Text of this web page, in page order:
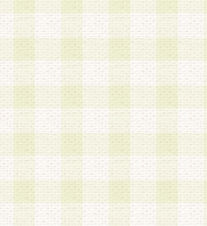
a.既に登録されている会員と
録する場合
b.本サービスと同様のサービ
業に従事していると思われる
場合
c.その他当社が不適切と判断
2.当社は、会員登録希望者を
した 場合、会員登録希望者に
による承認後の場合であって
の抹消を、当社が適切と判
とができるものとします。